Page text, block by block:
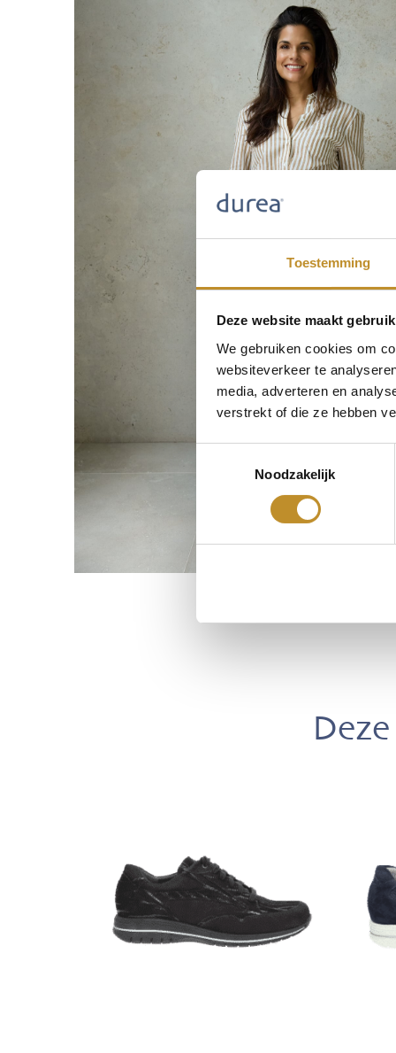
Toestemming
Deze website maakt
We gebruiken cookies om
websiteverkeer te
media, adverteren en
verstrekt of die ze hebben
Noodzakelijk